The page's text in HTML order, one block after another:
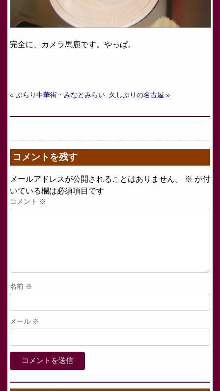
完全に、カメラ馬鹿です。やっぱ。
« ぶらり中華街・みなとみらい 久しぶりの名古屋 »
コメントを残す
メールアドレスが公開されることはありません。 ※ が付
いている欄は必須項目です
コメント ※
名前 ※
メール ※